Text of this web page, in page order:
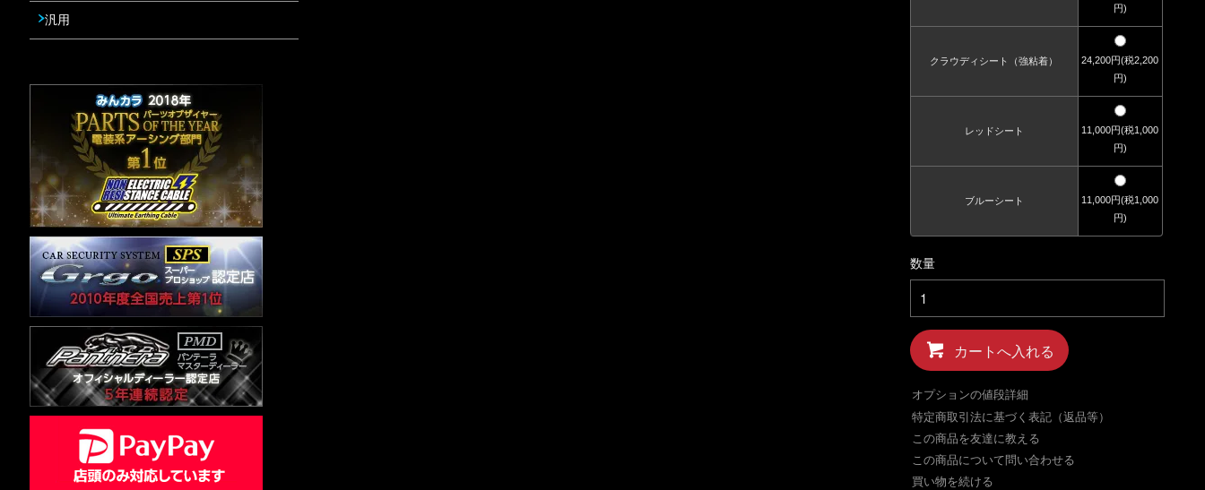
円)
クラウディシート（強粘着）
24,200円(税2,200
円)
レッドシート
11,000円(税1,000
円)
ブルーシート
11,000円(税1,000
円)
数量
カートへ入れる
オプションの値段詳細
特定商取引法に基づく表記（返品等）
この商品を友達に教える
この商品について問い合わせる
買い物を続ける
汎用